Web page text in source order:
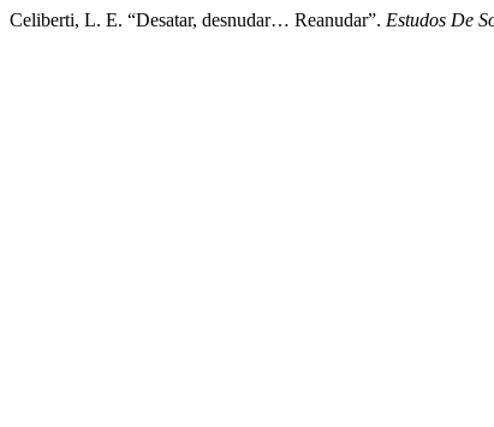
Celiberti, L. E. “Desatar, desnudar… Reanudar”. Estudos De